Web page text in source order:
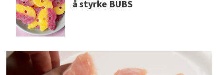
å styrke BUBS